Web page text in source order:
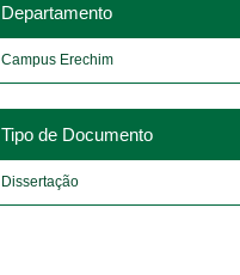
Departamento
Campus Erechim
Tipo de Documento
Dissertação